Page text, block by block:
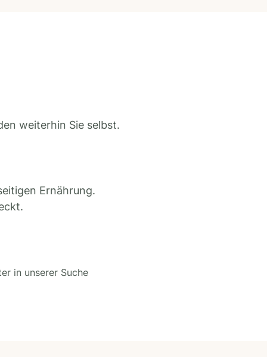
weiterhin Sie selbst.
Ernährung.
in unserer Suche